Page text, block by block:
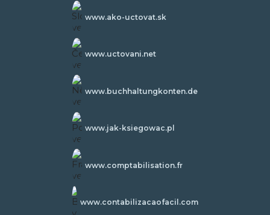
www.ako-uctovat.sk
www.uctovani.net
www.buchhaltungkonten.de
www.jak-ksiegowac.pl
www.comptabilisation.fr
www.contabilizacaofacil.com